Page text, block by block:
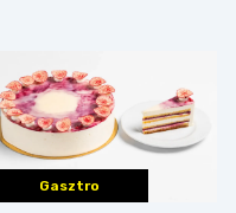
Gasztro